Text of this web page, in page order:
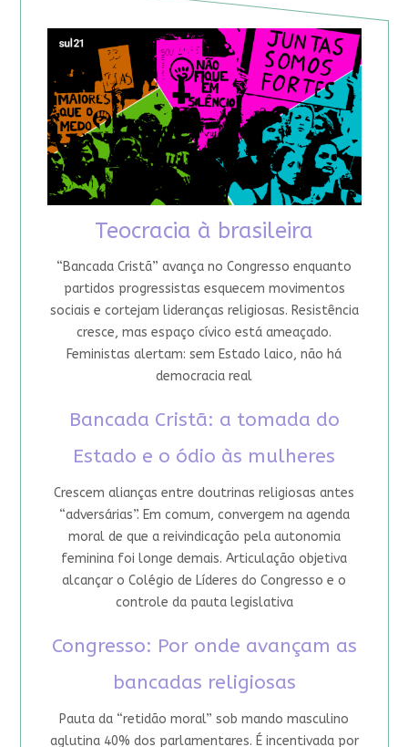
Teocracia à brasileira
“Bancada Cristã” avança no Congresso enquanto
partidos progressistas esquecem movimentos
sociais e cortejam lideranças religiosas. Resistência
cresce, mas espaço cívico está ameaçado.
Feministas alertam: sem Estado laico, não há
democracia real
Bancada Cristã: a tomada do
Estado e o ódio às mulheres
Crescem alianças entre doutrinas religiosas antes
“adversárias”. Em comum, convergem na agenda
moral de que a reivindicação pela autonomia
feminina foi longe demais. Articulação objetiva
alcançar o Colégio de Líderes do Congresso e o
controle da pauta legislativa
Congresso: Por onde avançam as
bancadas religiosas
Pauta da “retidão moral” sob mando masculino
aglutina 40% dos parlamentares. É incentivada por